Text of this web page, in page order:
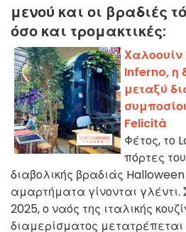
μενού και οι βραδιές
όσο και τρομακτικές:
Χαλοουίν
Inferno, η
μεταξύ
Felicità
Φέτος, το
πόρτες
διαβολικής βραδιάς
αμαρτήματα γίνονται γλέντι.
2025, ο ναός της ιταλικής
διαμερίσματος μετατρέπεται